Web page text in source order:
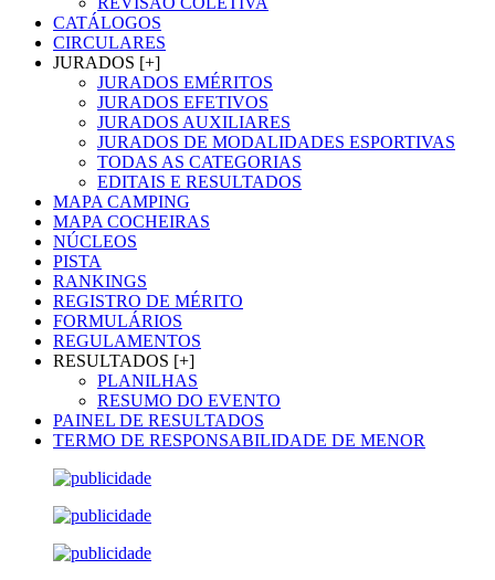
CATÁLOGOS
CIRCULARES
JURADOS [+]
JURADOS EMÉRITOS
JURADOS EFETIVOS
JURADOS AUXILIARES
JURADOS DE MODALIDADES ESPORTIVAS
TODAS AS CATEGORIAS
EDITAIS E RESULTADOS
MAPA CAMPING
MAPA COCHEIRAS
NÚCLEOS
PISTA
RANKINGS
REGISTRO DE MÉRITO
FORMULÁRIOS
REGULAMENTOS
RESULTADOS [+]
PLANILHAS
RESUMO DO EVENTO
PAINEL DE RESULTADOS
TERMO DE RESPONSABILIDADE DE MENOR